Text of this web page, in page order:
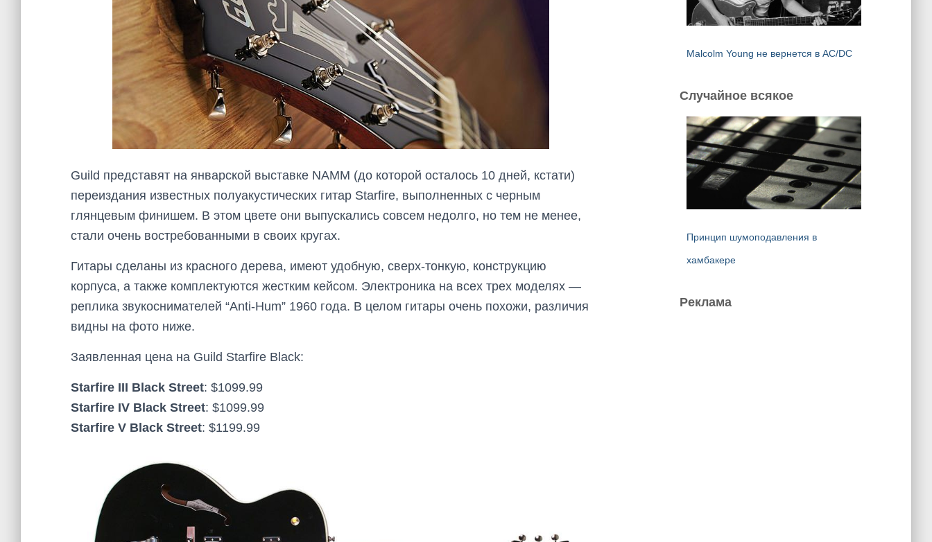
Guild представят на январской выставке NAMM (до которой осталось 10 дней, кстати)
переиздания известных полуакустических гитар Starfire, выполненных с черным
глянцевым финишем. В этом цвете они выпускались совсем недолго, но тем не менее,
стали очень востребованными в своих кругах.
Гитары сделаны из красного дерева, имеют удобную, сверх-тонкую, конструкцию
корпуса, а также комплектуются жестким кейсом. Электроника на всех трех моделях —
реплика звукоснимателей “Anti-Hum” 1960 года. В целом гитары очень похожи, различия
видны на фото ниже.
Заявленная цена на Guild Starfire Black:
Starfire III Black Street: $1099.99
Starfire IV Black Street: $1099.99
Starfire V Black Street: $1199.99
Malcolm Young не вернется в AC/DC
Случайное всякое
Принцип шумоподавления в
хамбакере
Реклама